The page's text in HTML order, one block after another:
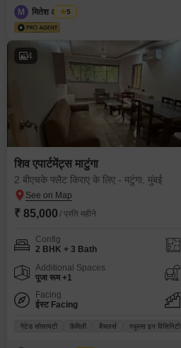
M मितेश अद्विरकर
5
4
शिव एपार्टमेंट्स माटुंगा
2 बीएचके फ्लैट किराए के लिए - मटुंगा, मुंबई
₹ 85,000 / प्रति महीने
Config
2 BHK + 3 Bath
Additional Spaces
पूजा रूम +1
Facing
ईस्ट Facing
गेटेड सोसायटी फ़ैमिली बैचलर्स स्कूल्स इन विसिनिटी